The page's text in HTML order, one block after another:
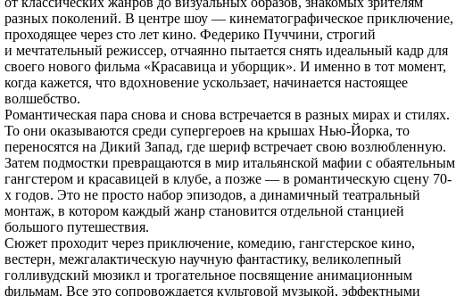
разных поколений. В центре шоу — кинематографическое приключение,
проходящее через сто лет кино. Федерико Пуччини, строгий
и мечтательный режиссер, отчаянно пытается снять идеальный кадр для
своего нового фильма «Красавица и уборщик». И именно в тот момент,
когда кажется, что вдохновение ускользает, начинается настоящее
волшебство.
Романтическая пара снова и снова встречается в разных мирах и стилях.
То они оказываются среди супергероев на крышах Нью-Йорка, то
переносятся на Дикий Запад, где шериф встречает свою возлюбленную.
Затем подмостки превращаются в мир итальянской мафии с обаятельным
гангстером и красавицей в клубе, а позже — в романтическую сцену 70-
х годов. Это не просто набор эпизодов, а динамичный театральный
монтаж, в котором каждый жанр становится отдельной станцией
большого путешествия.
Сюжет проходит через приключение, комедию, гангстерское кино,
вестерн, межгалактическую научную фантастику, великолепный
голливудский мюзикл и трогательное посвящение анимационным
фильмам. Все это сопровождается культовой музыкой, эффектными